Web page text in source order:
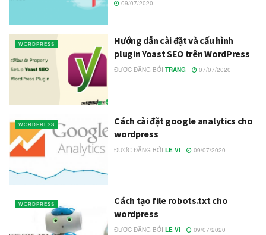
09/07/2020
WORDPRESS
Hướng dẫn cài đặt và cấu hình
plugin Yoast SEO trên WordPress
ĐƯỢC ĐĂNG BỞI TRANG 07/07/2020
WORDPRESS
Cách cài đặt google analytics cho
wordpress
ĐƯỢC ĐĂNG BỞI LE VI 09/07/2020
WORDPRESS
Cách tạo file robots.txt cho
wordpress
ĐƯỢC ĐĂNG BỞI LE VI 09/07/2020